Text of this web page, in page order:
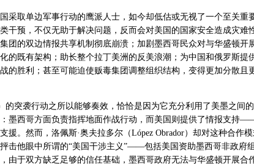
采取单边军事行动的鹰派人士，如今却低估或无视了一个至关重
干预，不仅无助于解决问题，反而会对美国的国家安全造成灾难
团的双边情报共享机制彻底崩溃；加剧墨西哥民众对与华盛顿开
的既有架构；助长整个拉丁美洲的反美浪潮；为中国和俄罗斯提
的胜利；甚至可能迫使贩毒集团调整组织结构，变得更加分散且
的突袭行动之所以能够奏效，恰恰是因为它充分利用了美墨之间
墨西哥方面负责指挥地面作战行动，而美国则提供了情报支持
援。然而，洛佩斯·奥夫拉多尔（López Obrador）却对这种合作
击他眼中所谓的“美国干涉主义”——包括美国资助墨西哥非政府
于双方缺乏足够的信任基础，墨西哥政府无法与华盛顿开展合